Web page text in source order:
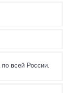
по всей России.